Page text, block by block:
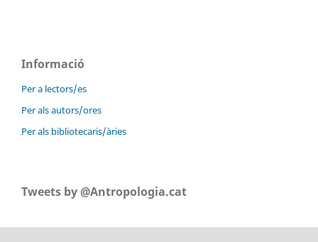
Informació
Per a lectors/es
Per als autors/ores
Per als bibliotecaris/àries
Tweets by @Antropologia.cat